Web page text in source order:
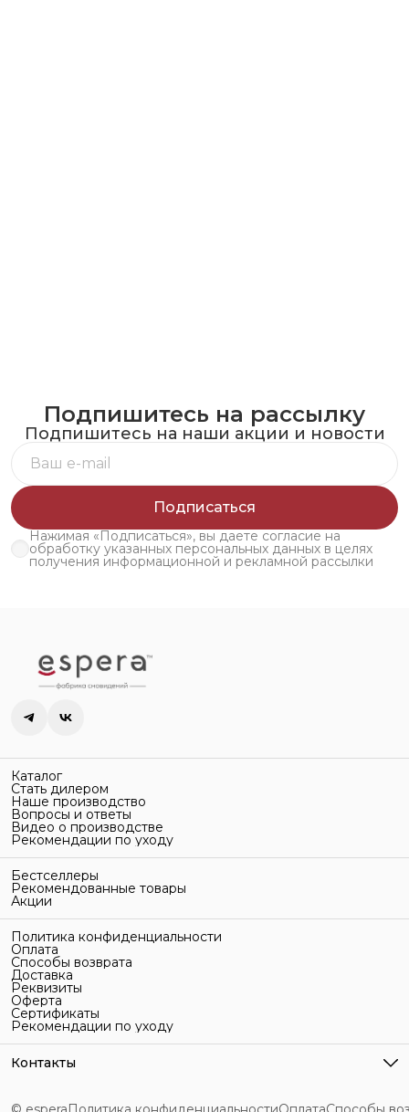
Подпишитесь на рассылку
Подпишитесь на наши акции и новости
Подписаться
Нажимая «Подписаться», вы даете согласие на
обработку указанных персональных данных в целях
получения информационной и рекламной рассылки
Каталог
Стать дилером
Наше производство
Вопросы и ответы
Видео о производстве
Рекомендации по уходу
Бестселлеры
Рекомендованные товары
Акции
Политика конфиденциальности
Оплата
Способы возврата
Доставка
Реквизиты
Оферта
Сертификаты
Рекомендации по уходу
Контакты